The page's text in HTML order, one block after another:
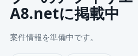
A8.netに掲載中
案件情報を準備中です。